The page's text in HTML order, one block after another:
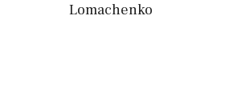
Lomachenko